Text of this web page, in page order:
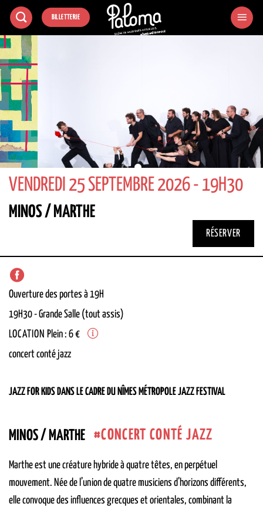
Passer
contenu
BILLETTERIE
VENDREDI 25 SEPTEMBRE 2026 - 19H30
MINOS / MARTHE
RÉSERVER
Ouverture des portes à 19H
19H30-Grande Salle (tout assis)
LOCATION Plein : 6 €
concert conté jazz
JAZZ FOR KIDS DANS LE CADRE DU NÎMES MÉTROPOLE JAZZ FESTIVAL
MINOS / MARTHE CONCERT CONTÉ JAZZ
Marthe est une créature hybride à quatre têtes, en perpétuel
mouvement. Née de l’union de quatre musiciens d’horizons différents,
elle convoque des influences grecques et orientales, combinant la